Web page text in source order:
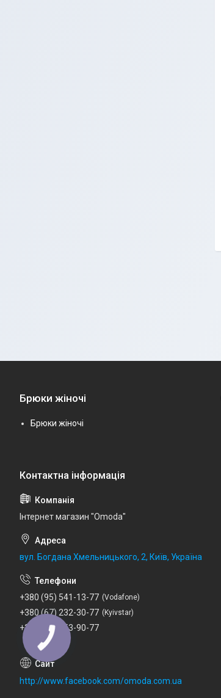
Брюки жіночі
Брюки жіночі
Інтернет магазин "Omoda"
вул. Богдана Хмельницького, 2, Київ, Україна
+380 (95) 541-13-77 Vodafone
+380 (67) 232-30-77 Kyivstar
+380 (73) 753-90-77
Lifecell
http://www.facebook.com/omoda.com.ua